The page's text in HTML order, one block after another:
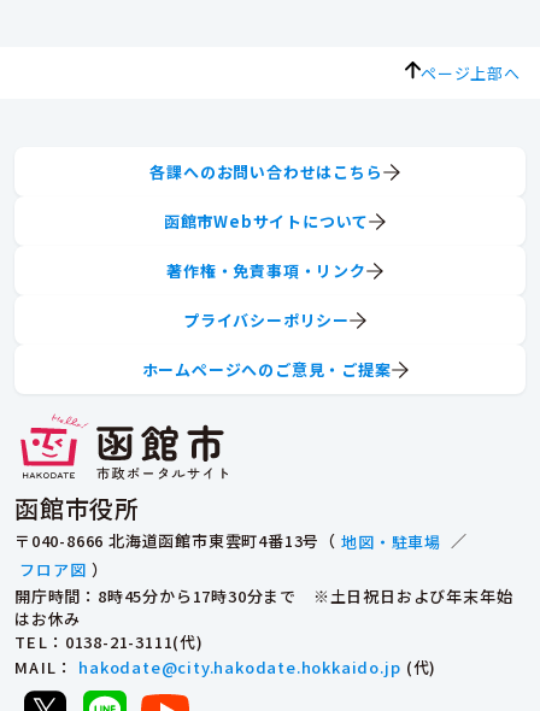
ページ上部へ
函館市役所
〒040-8666 北海道函館市東雲町4番13号（ 地図・駐車場 ／
フロア図 ）
開庁時間：8時45分から17時30分まで ※土日祝日および年末年始
はお休み
TEL ：0138-21-3111(代)
MAIL ： hakodate@city.hakodate.hokkaido.jp (代)
各課へのお問い合わせはこちら
函館市Webサイトについて
著作権・免責事項・リンク
プライバシーポリシー
ホームページへのご意見・ご提案